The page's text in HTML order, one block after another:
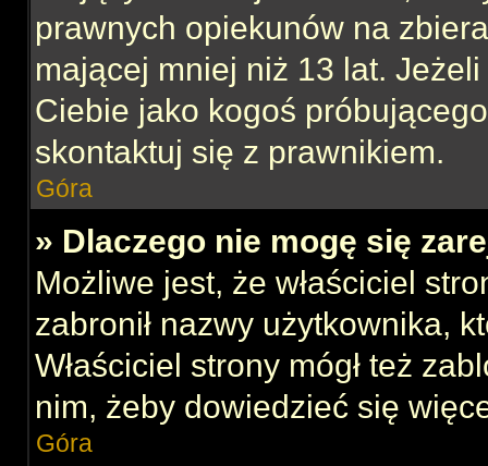
prawnych opiekunów na
mającej mniej niż 13 lat.
Ciebie jako kogoś
skontaktuj się z prawnikiem.
Góra
» Dlaczego nie mogę się
Możliwe jest, że właściciel
zabronił nazwy użytkownika,
Właściciel strony mógł też
nim, żeby dowiedzieć się
Góra